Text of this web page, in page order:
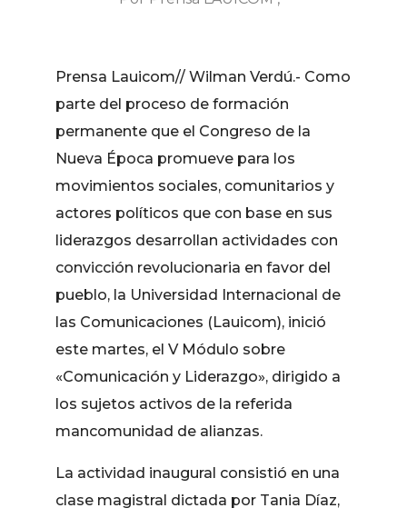
Prensa Lauicom// Wilman Verdú.- Como
parte del proceso de formación
permanente que el Congreso de la
Nueva Época promueve para los
movimientos sociales, comunitarios y
actores políticos que con base en sus
liderazgos desarrollan actividades con
convicción revolucionaria en favor del
pueblo, la Universidad Internacional de
las Comunicaciones (Lauicom), inició
este martes, el V Módulo sobre
«Comunicación y Liderazgo», dirigido a
los sujetos activos de la referida
mancomunidad de alianzas.
La actividad inaugural consistió en una
clase magistral dictada por Tania Díaz,